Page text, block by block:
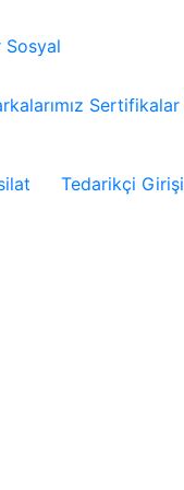
Sosyal
Sertifikalar
Tedarikçi Girişi